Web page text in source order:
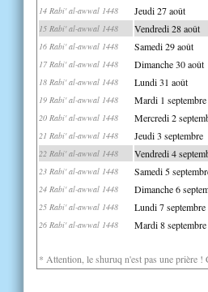
14 Rabi' al-awwal 1448 Jeudi 27 août
15 Rabi' al-awwal 1448 Vendredi 28 août
16 Rabi' al-awwal 1448 Samedi 29 août
17 Rabi' al-awwal 1448 Dimanche 30 août
18 Rabi' al-awwal 1448 Lundi 31 août
19 Rabi' al-awwal 1448 Mardi 1 septembre
20 Rabi' al-awwal 1448 Mercredi 2
21 Rabi' al-awwal 1448 Jeudi 3 septembre
22 Rabi' al-awwal 1448 Vendredi 4
23 Rabi' al-awwal 1448 Samedi 5
24 Rabi' al-awwal 1448 Dimanche 6
25 Rabi' al-awwal 1448 Lundi 7 septembre
26 Rabi' al-awwal 1448 Mardi 8 septembre
* Attention, le shuruq n'est pas une prière !